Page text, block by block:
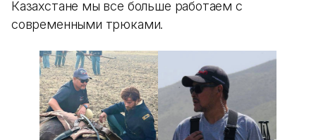
Казахстане мы все больше работаем с
современными трюками.